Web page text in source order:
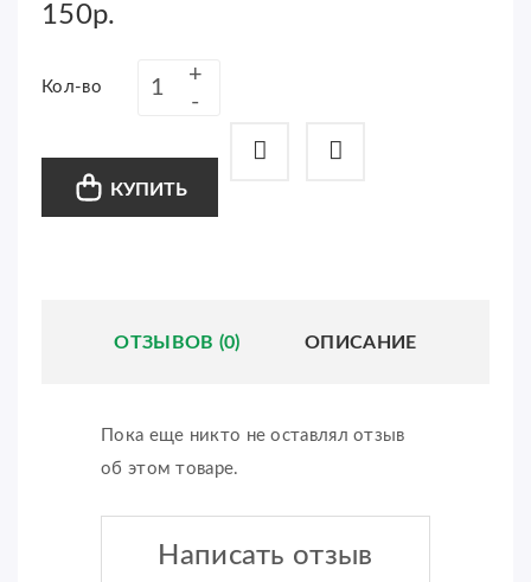
150р.
Кол-во
КУПИТЬ
ОТЗЫВОВ (0) ОПИСАНИЕ
Пока еще никто не оставлял отзыв
об этом товаре.
Написать отзыв